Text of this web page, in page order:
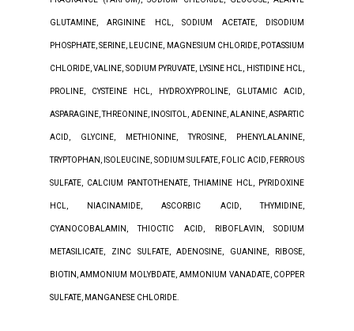
GLUTAMINE, ARGININE HCL, SODIUM ACETATE, DISODIUM
PHOSPHATE, SERINE, LEUCINE, MAGNESIUM CHLORIDE, POTASSIUM
CHLORIDE, VALINE, SODIUM PYRUVATE, LYSINE HCL, HISTIDINE HCL,
PROLINE, CYSTEINE HCL, HYDROXYPROLINE, GLUTAMIC ACID,
ASPARAGINE, THREONINE, INOSITOL, ADENINE, ALANINE, ASPARTIC
ACID, GLYCINE, METHIONINE, TYROSINE, PHENYLALANINE,
TRYPTOPHAN, ISOLEUCINE, SODIUM SULFATE, FOLIC ACID, FERROUS
SULFATE, CALCIUM PANTOTHENATE, THIAMINE HCL, PYRIDOXINE
HCL, NIACINAMIDE, ASCORBIC ACID, THYMIDINE,
CYANOCOBALAMIN, THIOCTIC ACID, RIBOFLAVIN, SODIUM
METASILICATE, ZINC SULFATE, ADENOSINE, GUANINE, RIBOSE,
BIOTIN, AMMONIUM MOLYBDATE, AMMONIUM VANADATE, COPPER
SULFATE, MANGANESE CHLORIDE.